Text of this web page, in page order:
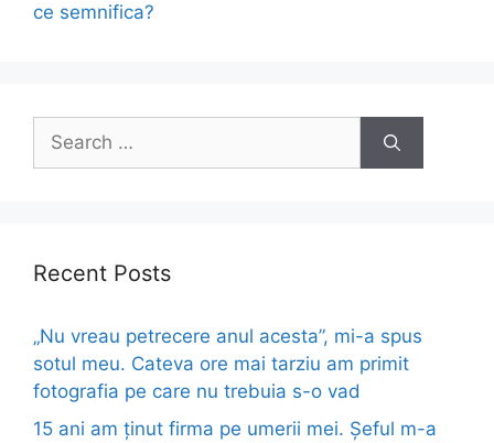
ce semnifica?
Search
for:
Recent Posts
„Nu vreau petrecere anul acesta”, mi-a spus
sotul meu. Cateva ore mai tarziu am primit
fotografia pe care nu trebuia s-o vad
15 ani am ținut firma pe umerii mei. Șeful m-a